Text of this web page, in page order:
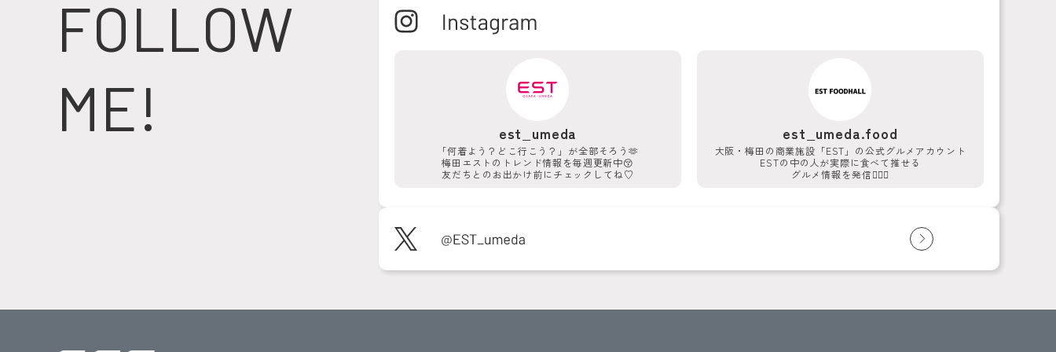
FOLLOW
ME!
est_umeda
「何着よう？どこ行こう？」が全部そろう🫶
梅田エストのトレンド情報を毎週更新中😚
友だちとのお出かけ前にチェックしてね♡
est_umeda.food
大阪・梅田の商業施設「EST」の公式グルメアカウント
ESTの中の人が実際に食べて推せる
グルメ情報を発信💁‍♀️✨